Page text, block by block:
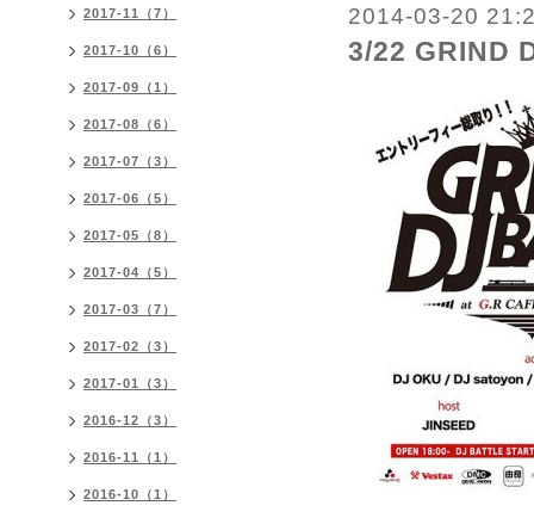
2014-03-20
3/22 GRIND
2017-11（7）
2017-10（6）
2017-09（1）
2017-08（6）
2017-07（3）
2017-06（5）
2017-05（8）
2017-04（5）
2017-03（7）
2017-02（3）
2017-01（3）
2016-12（3）
2016-11（1）
2016-10（1）